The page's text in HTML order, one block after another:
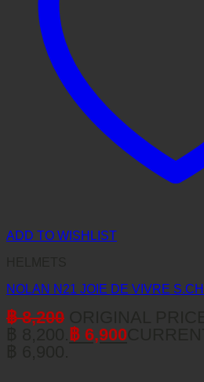
ADD TO WISHLIST
NOLAN N21 JOIE DE VIVRE
฿8,200
฿ 6,900